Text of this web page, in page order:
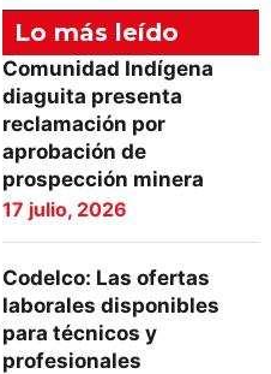
Lo más leído
Comunidad Indígena
diaguita presenta
reclamación por
aprobación de
prospección minera
17 julio, 2026
Codelco: Las ofertas
laborales disponibles
para técnicos y
profesionales